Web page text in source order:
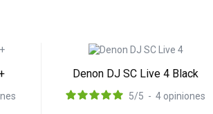
Denon DJ SC Live 4 Black
5/5 - 4 opiniones